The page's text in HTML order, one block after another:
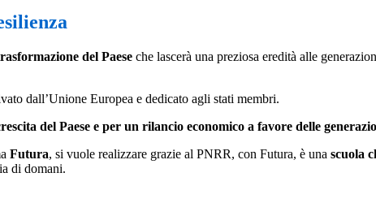
del Paese che lascerà una preziosa eredità alle
dall’Unione Europea e dedicato agli stati membri.
del Paese e per un rilancio economico a favore delle
Futura, si vuole realizzare grazie al PNRR, con Futura, è una scuola
di domani.